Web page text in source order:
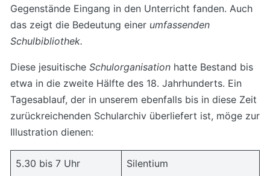
Gegenstände Eingang in den Unterricht fanden. Auch
das zeigt die Bedeutung einer umfassenden
Schulbibliothek.
Diese jesuitische Schulorganisation hatte Bestand bis
etwa in die zweite Hälfte des 18. Jahrhunderts. Ein
Tagesablauf, der in unserem ebenfalls bis in diese Zeit
zurückreichenden Schularchiv überliefert ist, möge zur
Illustration dienen:
5.30 bis 7 Uhr Silentium